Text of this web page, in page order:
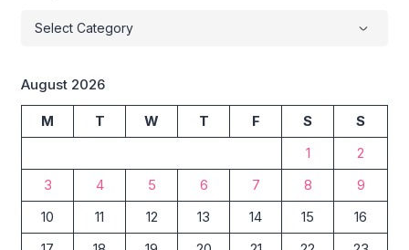
August 2026
M T W T F S
S
1
2
3
4 5 6 7 8
9
10
11 12 13 14 15
16